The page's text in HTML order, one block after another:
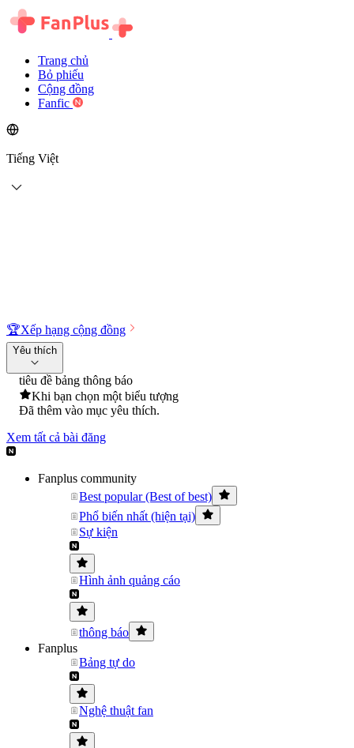
Trang chủ
Bỏ phiếu
Cộng đồng
Fanfic
Tiếng Việt
🏆Xếp hạng cộng đồng
Yêu thích
tiêu đề bảng thông báo
Khi bạn chọn một biểu tượng
Đã thêm vào mục yêu thích.
Xem tất cả bài đăng
Fanplus community
Best popular (Best of best)
Phổ biến nhất (hiện tại)
Sự kiện
Hình ảnh quảng cáo
thông báo
Fanplus
Bảng tự do
Nghệ thuật fan